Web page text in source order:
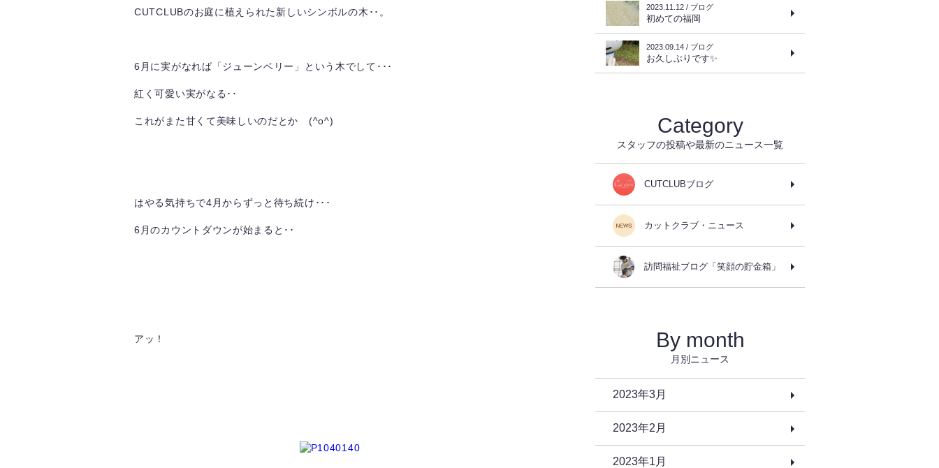
CUTCLUBのお庭に植えられた新しいシンボルの木･･。
6月に実がなれば「ジューンベリー」という木でして･･･
紅く可愛い実がなる･･
これがまた甘くて美味しいのだとか (^o^)
はやる気持ちで4月からずっと待ち続け･･･
6月のカウントダウンが始まると･･
アッ！
2023.11.12 / ブログ
初めての福岡
2023.09.14 / ブログ
お久しぶりです✨
Category
スタッフの投稿や最新のニュース一覧
CUTCLUBブログ
カットクラブ・ニュース
訪問福祉ブログ「笑顔の貯金箱」
By month
月別ニュース
2023年3月
2023年2月
2023年1月